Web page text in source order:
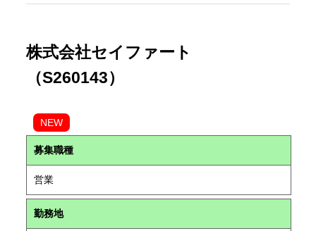
株式会社セイファート
（S260143）
NEW
募集職種
営業
勤務地